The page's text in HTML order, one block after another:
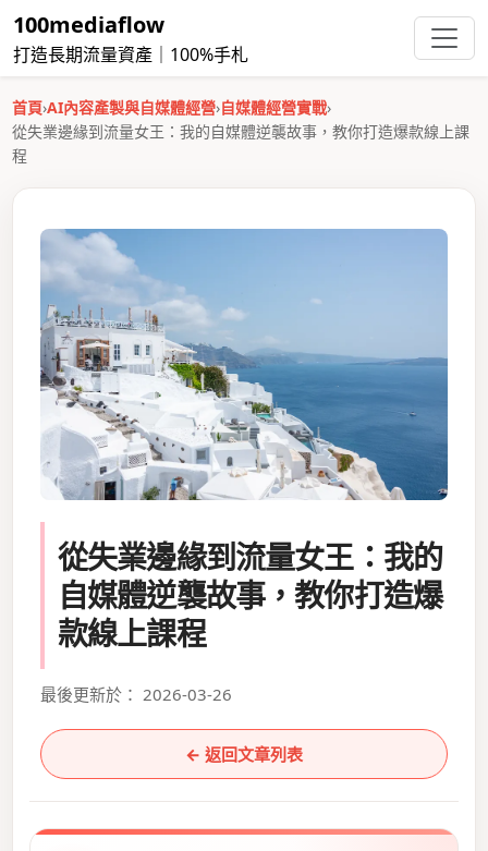
100mediaflow
打造長期流量資產｜100%手札
首頁›AI內容產製與自媒體經營›自媒體經營實戰›
從失業邊緣到流量女王：我的自媒體逆襲故事，教你打造爆款線上課
程
從失業邊緣到流量女王：我的
自媒體逆襲故事，教你打造爆
款線上課程
最後更新於： 2026-03-26
← 返回文章列表